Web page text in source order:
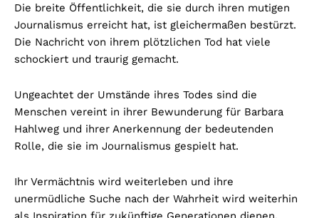
Die breite Öffentlichkeit, die sie durch ihren mutigen
Journalismus erreicht hat, ist gleichermaßen bestürzt.
Die Nachricht von ihrem plötzlichen Tod hat viele
schockiert und traurig gemacht.
Ungeachtet der Umstände ihres Todes sind die
Menschen vereint in ihrer Bewunderung für Barbara
Hahlweg und ihrer Anerkennung der bedeutenden
Rolle, die sie im Journalismus gespielt hat.
Ihr Vermächtnis wird weiterleben und ihre
unermüdliche Suche nach der Wahrheit wird weiterhin